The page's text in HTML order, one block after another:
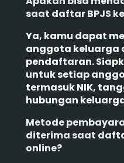
saat daftar BPJS
Ya, kamu dapat
anggota keluarga
pendaftaran.
untuk setiap
termasuk NIK,
hubungan
Metode
diterima saat
online?